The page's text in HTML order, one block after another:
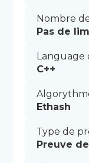
Nombre
Pas de
Language
C++
Ethash
Type de
Preuve